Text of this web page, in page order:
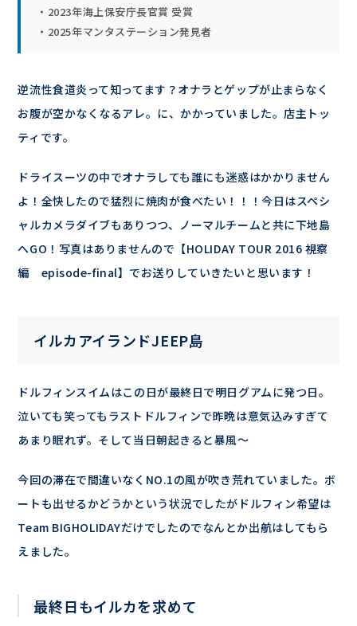
・2023年海上保安庁長官賞 受賞
・2025年マンタステーション発見者
逆流性食道炎って知ってます？オナラとゲップが止まらなく
お腹が空かなくなるアレ。に、かかっていました。店主トッ
ティです。
ドライスーツの中でオナラしても誰にも迷惑はかかりません
よ！全快したので猛烈に焼肉が食べたい！！！今日はスペシ
ャルカメラダイブもありつつ、ノーマルチームと共に下地島
へGO！写真はありませんので【HOLIDAY TOUR 2016 視察
編 episode-final】でお送りしていきたいと思います！
イルカアイランドJEEP島
ドルフィンスイムはこの日が最終日で明日グアムに発つ日。
泣いても笑ってもラストドルフィンで昨晩は意気込みすぎて
あまり眠れず。そして当日朝起きると暴風～
今回の滞在で間違いなくNO.1の風が吹き荒れていました。ボ
ートも出せるかどうかという状況でしたがドルフィン希望は
Team BIGHOLIDAYだけでしたのでなんとか出航はしてもら
えました。
最終日もイルカを求めて